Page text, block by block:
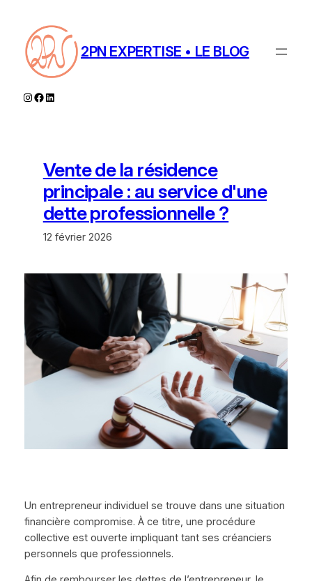
contenu
2PN EXPERTISE • LE BLOG
Instagram
Facebook
LinkedIn
Vente de la résidence
principale : au service d'une
dette professionnelle ?
12 février 2026
Un entrepreneur individuel se trouve dans une situation
financière compromise. À ce titre, une procédure
collective est ouverte impliquant tant ses créanciers
personnels que professionnels.